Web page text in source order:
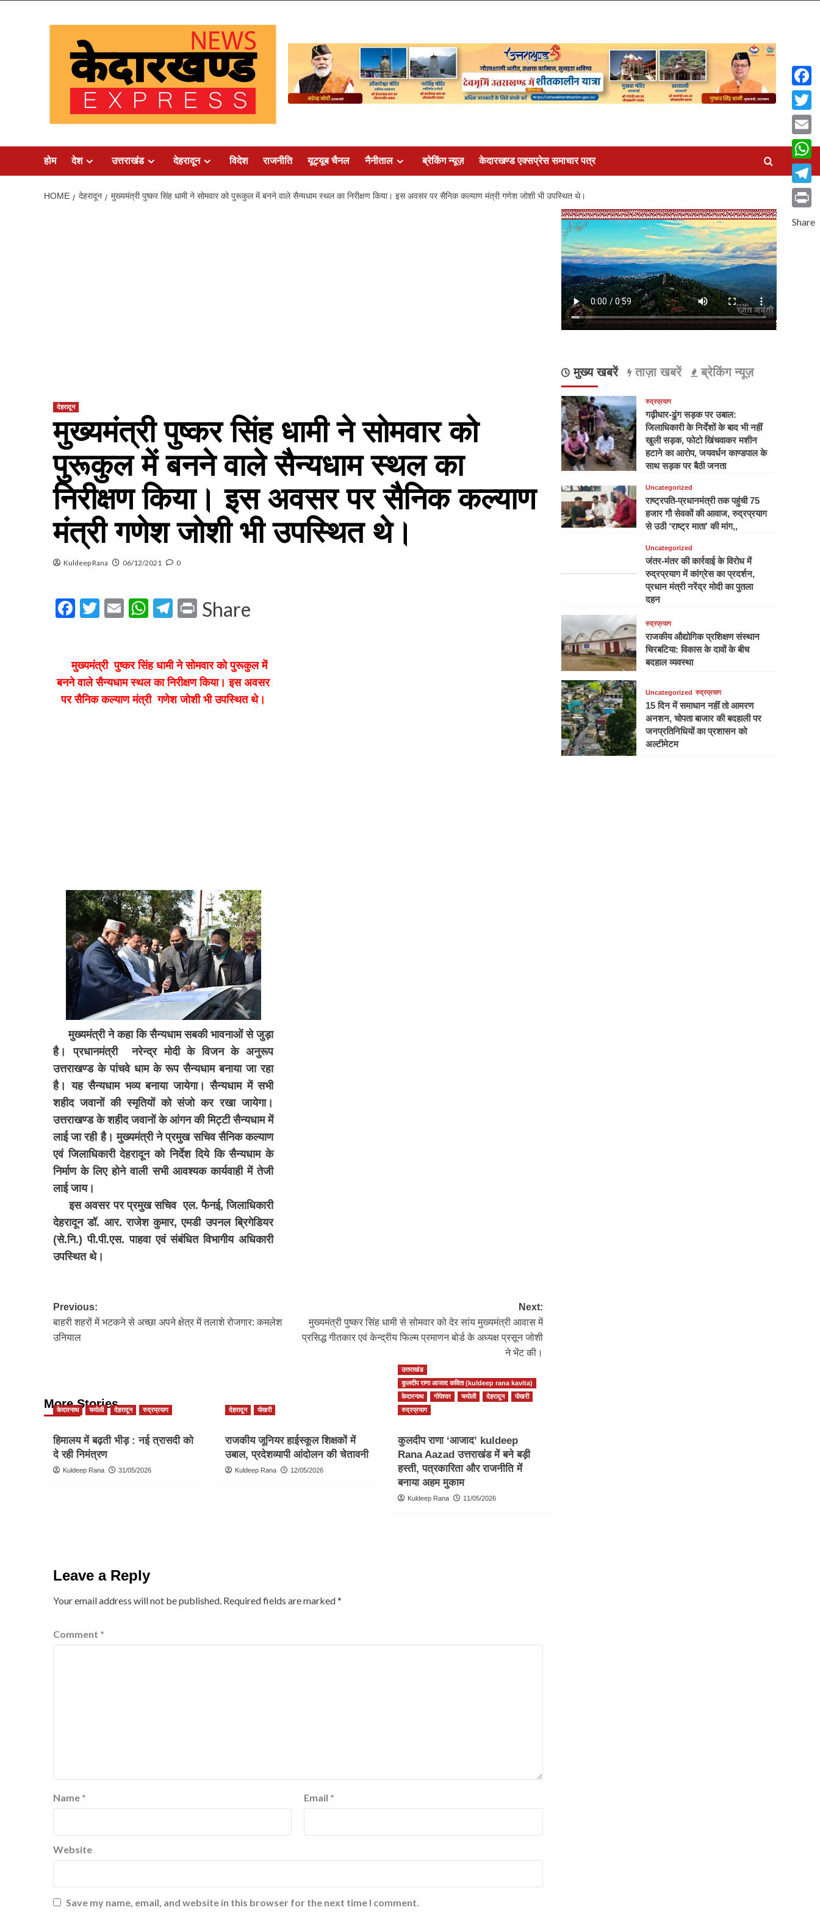
होम देश उत्तराखंड देहरादून विदेश राजनीति यूट्यूब चैनल नैनीताल ब्रेकिंग न्यूज़ केदारखण्ड एक्सप्रेस समाचार पत्र
HOME देहरादून मुख्यमंत्री पुष्कर सिंह धामी ने सोमवार को पुरूकुल में बनने वाले सैन्यधाम स्थल का निरीक्षण किया। इस अवसर पर सैनिक कल्याण मंत्री गणेश जोशी भी उपस्थित थे।
देहरादून
मुख्यमंत्री पुष्कर सिंह धामी ने सोमवार को
पुरूकुल में बनने वाले सैन्यधाम स्थल का
निरीक्षण किया। इस अवसर पर सैनिक कल्याण
मंत्री गणेश जोशी भी उपस्थित थे।
Kuldeep Rana 06/12/2021 0
Facebook
Twitter
EmailWhatsApp
Telegram
Print
Share
मुख्यमंत्री पुष्कर सिंह धामी ने सोमवार को पुरूकुल में
बनने वाले सैन्यधाम स्थल का निरीक्षण किया। इस अवसर
पर सैनिक कल्याण मंत्री गणेश जोशी भी उपस्थित थे।
मुख्यमंत्री ने कहा कि सैन्यधाम सबकी भावनाओं से जुड़ा
है। प्रधानमंत्री नरेन्द्र मोदी के विजन के अनुरूप
उत्तराखण्ड के पांचवे धाम के रूप सैन्यधाम बनाया जा रहा
है। यह सैन्यधाम भव्य बनाया जायेगा। सैन्यधाम में सभी
शहीद जवानों की स्मृतियों को संजो कर रखा जायेगा।
उत्तराखण्ड के शहीद जवानों के आंगन की मिट्टी सैन्यधाम में
लाई जा रही है। मुख्यमंत्री ने प्रमुख सचिव सैनिक कल्याण
एवं जिलाधिकारी देहरादून को निर्देश दिये कि सैन्यधाम के
निर्माण के लिए होने वाली सभी आवश्यक कार्यवाही में तेजी
लाई जाय।
इस अवसर पर प्रमुख सचिव एल. फैनई, जिलाधिकारी
देहरादून डॉ. आर. राजेश कुमार, एमडी उपनल ब्रिगेडियर
(से.नि.) पी.पी.एस. पाहवा एवं संबंधित विभागीय अधिकारी
उपस्थित थे।
Post
navigation
Previous:
बाहरी शहरों में भटकने से अच्छा अपने क्षेत्र में तलाशे रोजगार: कमलेश
उनियाल
Next:
मुख्यमंत्री पुष्कर सिंह धामी से सोमवार को देर सांय मुख्यमंत्री आवास में
प्रसिद्ध गीतकार एवं केन्द्रीय फिल्म प्रमाणन बोर्ड के अध्यक्ष प्रसून जोशी
ने भेंट की।
More Stories
केदारनाथ चमोली देहरादून रुद्रप्रयाग
हिमालय में बढ़ती भीड़ : नई त्रासदी को
दे रही निमंत्रण
Kuldeep Rana 31/05/2026
देहरादून पोखरी
राजकीय जूनियर हाईस्कूल शिक्षकों में
उबाल, प्रदेशव्यापी आंदोलन की चेतावनी
Kuldeep Rana 12/05/2026
उत्तराखंड
कुलदीप राणा आजाद कविता (kuldeep rana kavita)
केदारनाथ
गोपेश्वर चमोली देहरादून
पोखरी
रुद्रप्रयाग
कुलदीप राणा ‘आजाद’ kuldeep
Rana Aazad उत्तराखंड में बने बड़ी
हस्ती, पत्रकारिता और राजनीति में
बनाया अहम मुकाम
Kuldeep Rana 11/05/2026
Leave a Reply
Your email address will not be published. Required fields are marked*
Comment *
Name * Email *
Website
Save my name, email, and website in this browser for the next time I comment.
मुख्य खबरें ताज़ा खबरें ब्रेकिंग न्यूज़
रुद्रप्रयाग
गढ़ीधार-ढुंग सड़क पर उबाल:
जिलाधिकारी के निर्देशों के बाद भी नहीं
खुली सड़क, फोटो खिंचवाकर मशीन
हटाने का आरोप, जयवर्धन काण्डपाल के
साथ सड़क पर बैठी जनता
Uncategorized
राष्ट्रपति-प्रधानमंत्री तक पहुंची 75
हजार गौ सेवकों की आवाज, रुद्रप्रयाग
से उठी ‘राष्ट्र माता’ की मांग,,
Uncategorized
जंतर-मंतर की कार्रवाई के विरोध में
रुद्रप्रयाग में कांग्रेस का प्रदर्शन,
प्रधान मंत्री नरेंद्र मोदी का पुतला
दहन
रुद्रप्रयाग
राजकीय औद्योगिक प्रशिक्षण संस्थान
चिरबटिया: विकास के दावों के बीच
बदहाल व्यवस्था
Uncategorized रुद्रप्रयाग
15 दिन में समाधान नहीं तो आमरण
अनशन, चोपता बाजार की बदहाली पर
जनप्रतिनिधियों का प्रशासन को
अल्टीमेटम
Email
Print
Share